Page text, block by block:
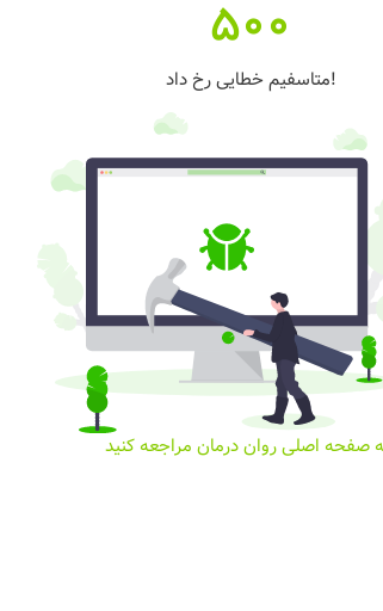
500
متاسفیم خطایی رخ داد!